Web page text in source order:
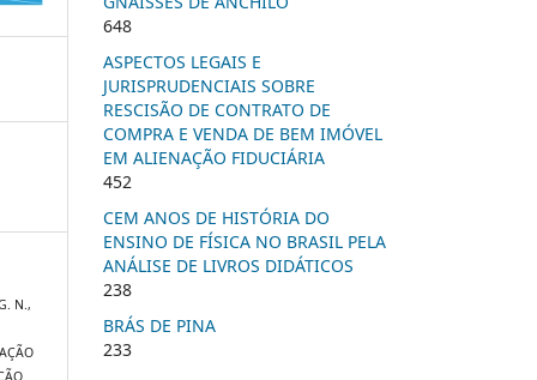
N.,
648
ASPECTOS LEGAIS E
JURISPRUDENCIAIS SOBRE
RESCISÃO DE CONTRATO DE
COMPRA E VENDA DE BEM IMÓVEL
EM ALIENAÇÃO FIDUCIÁRIA
452
CEM ANOS DE HISTÓRIA DO
ENSINO DE FÍSICA NO BRASIL PELA
ANÁLISE DE LIVROS DIDÁTICOS
238
BRÁS DE PINA
233